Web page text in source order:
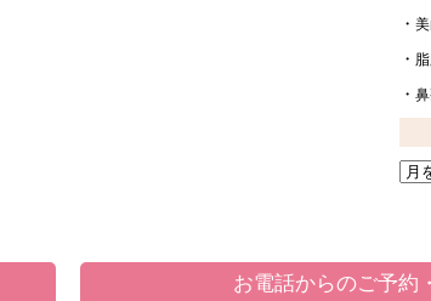
ア
お電話からのご予約